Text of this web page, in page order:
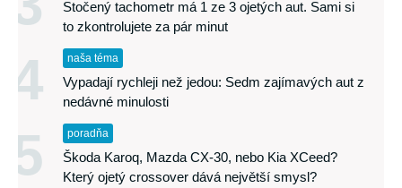
Stočený tachometr má 1 ze 3 ojetých aut. Sami si
to zkontrolujete za pár minut
4 naša téma
Vypadají rychleji než jedou: Sedm zajímavých aut z
nedávné minulosti
5 poradňa
Škoda Karoq, Mazda CX-30, nebo Kia XCeed?
Který ojetý crossover dává největší smysl?